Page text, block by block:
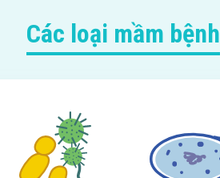
Các loại mầm bệnh